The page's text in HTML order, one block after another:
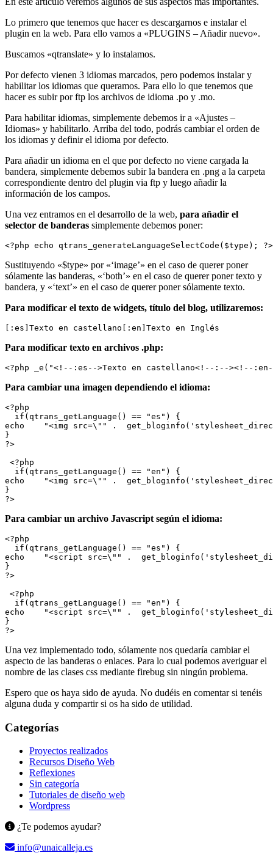
Lo primero que tenemos que hacer es descargarnos e instalar el
plugin en la web. Para ello vamos a «PLUGINS – Añadir nuevo».
Buscamos «qtranslate» y lo instalamos.
Por defecto vienen 3 idiomas marcados, pero podemos instalar y
habilitar los idiomas que queramos. Para ello lo que tenemos que
hacer es subir por ftp los archivos de idioma .po y .mo.
Para habilitar idiomas, simplemente debemos ir a «Ajustes –
Idiomas» y habilitarlo. Arriba del todo, podrás cambiar el orden de
los idiomas y definir el idioma por defecto.
Para añadir un idioma en el que por defecto no viene cargada la
bandera, simplemente debemos subir la bandera en .png a la carpeta
correspondiente dentro del plugin via ftp y luego añadir la
información de los campos.
Una vez entramos en el desarrollo de la web, para añadir el
selector de banderas simplemente debemos poner:
<?php echo qtrans_generateLanguageSelectCode($type); ?>
Sustituyendo «$type» por «‘image’» en el caso de querer poner
sólamente las banderas, «‘both’» en el caso de querer poner texto y
bandera, y «‘text’» en el caso de querer poner sólamente texto.
Para modificar el texto de widgets, título del blog, utilizaremos:
[:es]Texto en castellano[:en]Texto en Inglés
Para modificar texto en archivos .php:
<?php _e("<!--:es-->Texto en castellano<!--:--><!--
Para cambiar una imagen dependiendo el idioma:
<?php
  if(qtrans_getLanguage() == "es") {
echo    "<img src=\"" .
}
?>
<?php
  if(qtrans_getLanguage() == "en") {
echo    "<img src=\"" .
}
Para cambiar un archivo Javascript según el idioma:
<?php
  if(qtrans_getLanguage() == "es") {
echo    "<script src=\"" .
}
?>
<?php
  if(qtrans_getLanguage() == "en") {
echo    "<script src=\"" .
}
Una vez implementado todo, sólamente nos quedaría cambiar el
aspecto de las banderas o enlaces. Para lo cual podemos averiguar el
nombre de las clases css mediante firebug sin ningún problema.
Espero que os haya sido de ayuda. No dudéis en comentar si tenéis
alguna duda y compartir si os ha sido de utilidad.
Categorías
Proyectos realizados
Recursos Diseño Web
Reflexiones
Sin categoría
Tutoriales de diseño web
Wordpress
¿Te podemos ayudar?
info@unaicalleja.es